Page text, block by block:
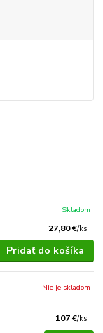
27,80 €/ks
Skladom
Pridať do košíka
107 €/ks
Nie je skladom